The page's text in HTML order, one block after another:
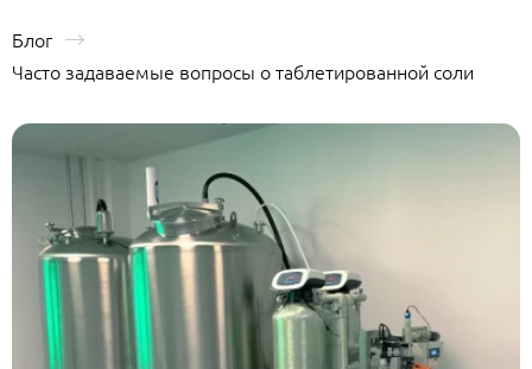
Блог
Часто задаваемые вопросы о таблетированной соли